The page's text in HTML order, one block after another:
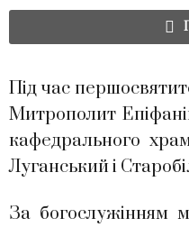
Під час
Митрополит
кафедрального
Луганський і
За богослужінням